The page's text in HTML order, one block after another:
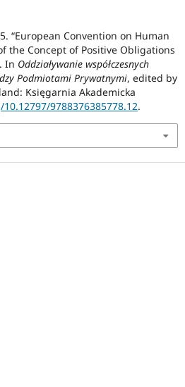
“European Convention on Human
the Concept of Positive Obligations
In Oddziaływanie współczesnych
Podmiotami Prywatnymi, edited by
Księgarnia Akademicka
9788376385778.12.